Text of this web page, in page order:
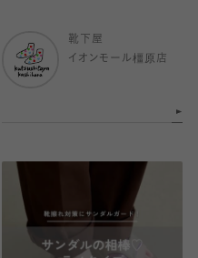
靴下屋
イオンモール橿原店